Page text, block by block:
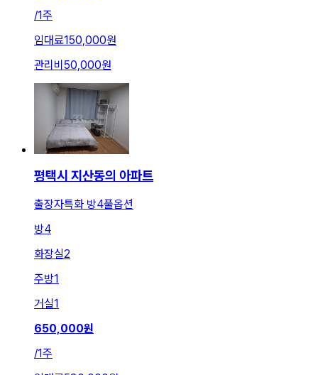
/1주
임대료150,000원
관리비 50,000원
평택시 지산동의 아파트
출장자특화 방4풀옵션
방4
화장실2
주방1
거실1
650,000원
/1주